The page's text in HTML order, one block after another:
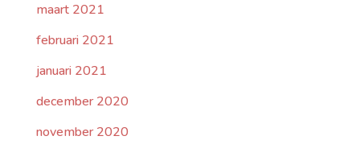
maart 2021
februari 2021
januari 2021
december 2020
november 2020